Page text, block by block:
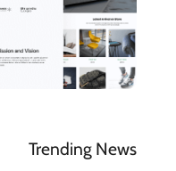
Trending News